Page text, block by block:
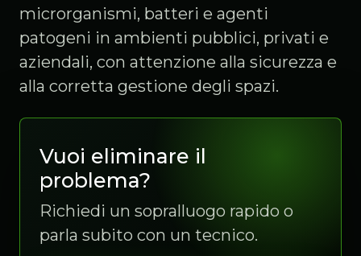
microrganismi, batteri e agenti
patogeni in ambienti pubblici, privati e
aziendali, con attenzione alla sicurezza e
alla corretta gestione degli spazi.
Vuoi eliminare il
problema?
Richiedi un sopralluogo rapido o
parla subito con un tecnico.